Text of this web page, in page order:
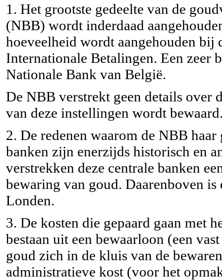
1. Het grootste gedeelte van de
(NBB) wordt inderdaad
hoeveelheid wordt aangehouden
Internationale Betalingen. Een zeer
Nationale Bank van België.
De NBB verstrekt geen details over
van deze instellingen wordt
2. De redenen waarom de NBB
banken zijn enerzijds historisch en
verstrekken deze centrale banken
bewaring van goud. Daarenboven
Londen.
3. De kosten die gepaard gaan met
bestaan uit een bewaarloon (een
goud zich in de kluis van de
administratieve kost (voor het